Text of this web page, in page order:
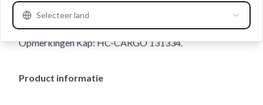
Buitendiameter/plunjer mm 20.75, Aantal
bevestigingsgaten 2, Totale lengte: 111.00,
Opmerkingen Kap: HC-CARGO 131334.
Product informatie
Selecteer land